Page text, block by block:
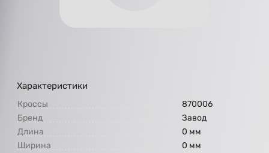
Характеристики
Кроссы
870006
Бренд
Завод
Длина
0 мм
Ширина
0 мм